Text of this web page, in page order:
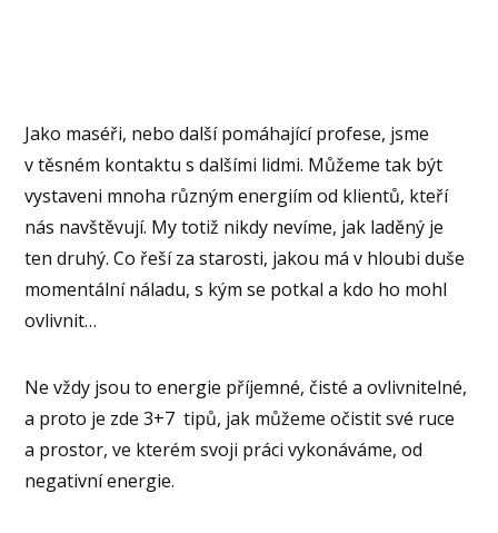
Jako maséři, nebo další pomáhající profese, jsme
v těsném kontaktu s dalšími lidmi. Můžeme tak být
vystaveni mnoha různým energiím od klientů, kteří
nás navštěvují. My totiž nikdy nevíme, jak laděný je
ten druhý. Co řeší za starosti, jakou má v hloubi duše
momentální náladu, s kým se potkal a kdo ho mohl
ovlivnit…
Ne vždy jsou to energie příjemné, čisté a ovlivnitelné,
a proto je zde 3+7 tipů, jak můžeme očistit své ruce
a prostor, ve kterém svoji práci vykonáváme, od
negativní energie.